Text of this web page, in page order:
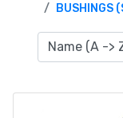
BUSHINGS